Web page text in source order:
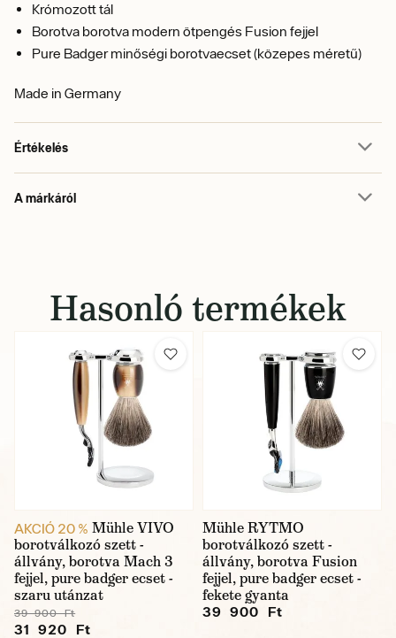
Krómozott tál
Borotva borotva modern ötpengés Fusion fejjel
Pure Badger minőségi borotvaecset (közepes méretű)
Made in Germany
Értékelés
A márkáról
Hasonló termékek
AKCIÓ 20 % Mühle VIVO
borotválkozó szett -
állvány, borotva Mach 3
fejjel, pure badger ecset -
szaru utánzat
39 900 Ft
31 920 Ft
Mühle RYTMO
borotválkozó szett -
állvány, borotva Fusion
fejjel, pure badger ecset -
fekete gyanta
39 900 Ft